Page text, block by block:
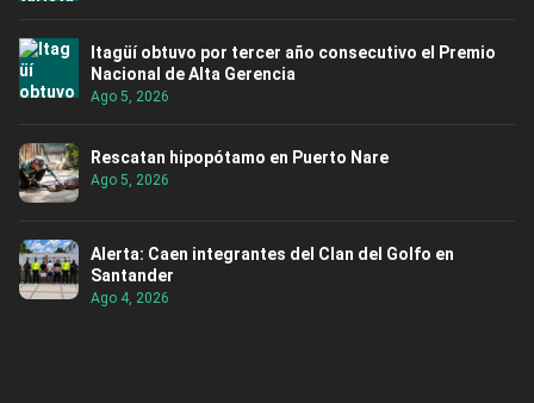
Itagüí obtuvo por tercer año consecutivo el Premio
Nacional de Alta Gerencia
Ago 5, 2026
Rescatan hipopótamo en Puerto Nare
Ago 5, 2026
Alerta: Caen integrantes del Clan del Golfo en
Santander
Ago 4, 2026